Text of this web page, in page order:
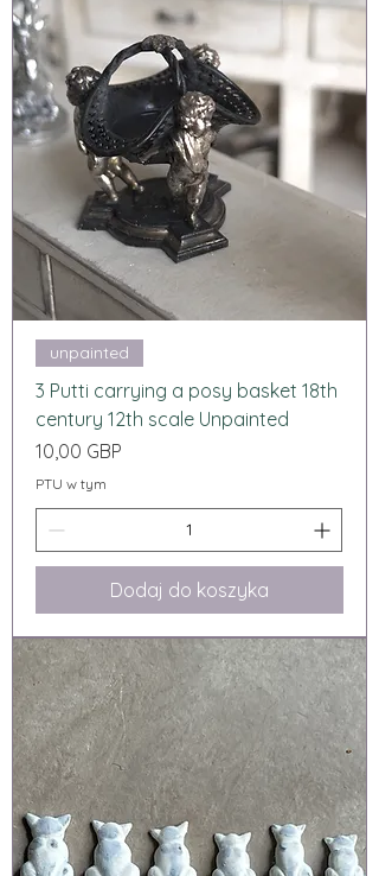
unpainted
3 Putti carrying a posy basket 18th
century 12th scale Unpainted
Cena
10,00 GBP
PTU w tym
Dodaj do koszyka